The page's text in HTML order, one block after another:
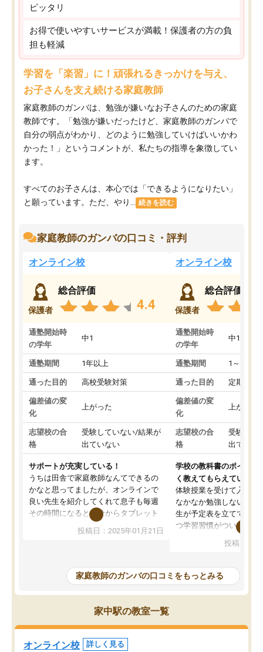
ピッタリ
お得で使いやすいサービスが満載！保護者の方の負
担も軽減
学習を「楽習」に！頑張れるきっかけを与え、
お子さんを支え続ける家庭教師
家庭教師のガンバは、勉強が嫌いなお子さんのための家庭
教師です。「勉強が嫌いだったけど、家庭教師のガンバで
自分の弱点がわかり、どのように勉強していけばいいかわ
かった！」というコメントが、私たちの指導を象徴してい
ます。
すべてのお子さんは、本心では「できるようになりたい」
と願っています。ただ、やり...
続きを読む
家庭教師のガンバの口コミ・評判
オンライン校
保護者
総合評価
4.4
通塾開始時
の学年
中1
通塾期間 1年以上
通った目的 高校受験対策
偏差値の変
化
上がった
志望校の合
格
受験していない/結果が
出ていない
サポートが充実している！
うちは田舎で家庭教師なんてできるの
かなと思ってましたが、オンラインで
良い先生を紹介してくれて息子も毎週
その時間になると自分からタブレット
を開いてzoomを繋げるようになりまし
た！5科目なんでもOKなのもとても気
めて1年ほどだった今では平均点以上の
科目が増えてきました！あと1年受験ま
であるので無料の週末教室を使用しな
がら頑張って欲しいと思います！
投稿日：2025年01月21日
オンライン校
保護者
総合評価
通塾開始時
の学年
中1
通塾期間 1～3ヵ月
通った目的 定期テス
偏差値の変
化
上がった
志望校の合
格
受験して
出ていな
学校の教科書のポイント
く教えてもらえている
体験授業を受けて入塾し
なかなか勉強しない息子
生が予定表を立ててくれ
つ学習習慣がついてきま
指導が無い日も予定表
問できるのでとても助か
投稿日：
家庭教師のガンバの口コミをもっとみる
家中駅の教室一覧
オンライン校 詳しく見る